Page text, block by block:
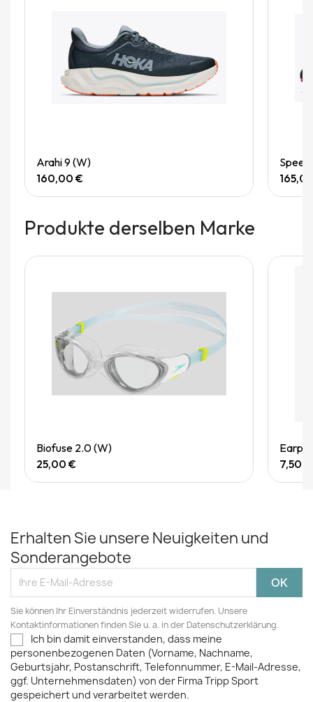
Arahi 9 (W)
160,00 €
Produkte derselben Marke
Biofuse 2.0 (W)
25,00 €
7,50 €
Erhalten Sie unsere Neuigkeiten und
Sonderangebote
Sie können Ihr Einverständnis jederzeit widerrufen. Unsere
Kontaktinformationen finden Sie u. a. in der Datenschutzerklärung.
Ich bin damit einverstanden, dass meine
personenbezogenen Daten (Vorname, Nachname,
Geburtsjahr, Postanschrift, Telefonnummer, E-Mail-Adresse,
ggf. Unternehmensdaten) von der Firma Tripp Sport
gespeichert und verarbeitet werden.